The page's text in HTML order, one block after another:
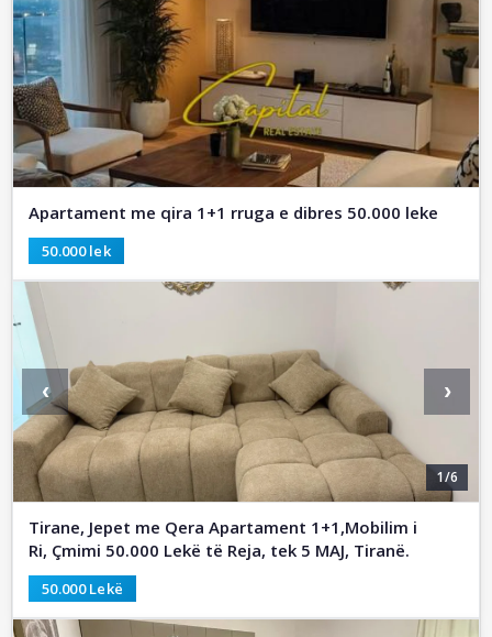
Apartament me qira 1+1 rruga e dibres 50.000 leke
50.000 lek
1/6
‹ ›
Tirane, Jepet me Qera Apartament 1+1,Mobilim i
Ri, Çmimi 50.000 Lekë të Reja, tek 5 MAJ, Tiranë.
50.000 Lekë